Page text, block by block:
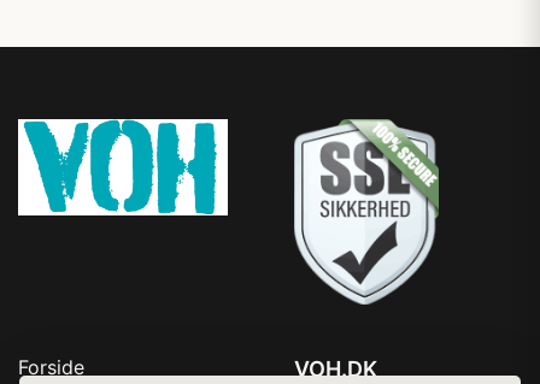
Forside
VOH.DK